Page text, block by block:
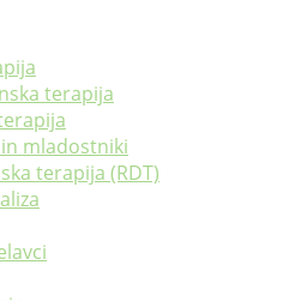
terapija
mladostniki
terapija (RDT)